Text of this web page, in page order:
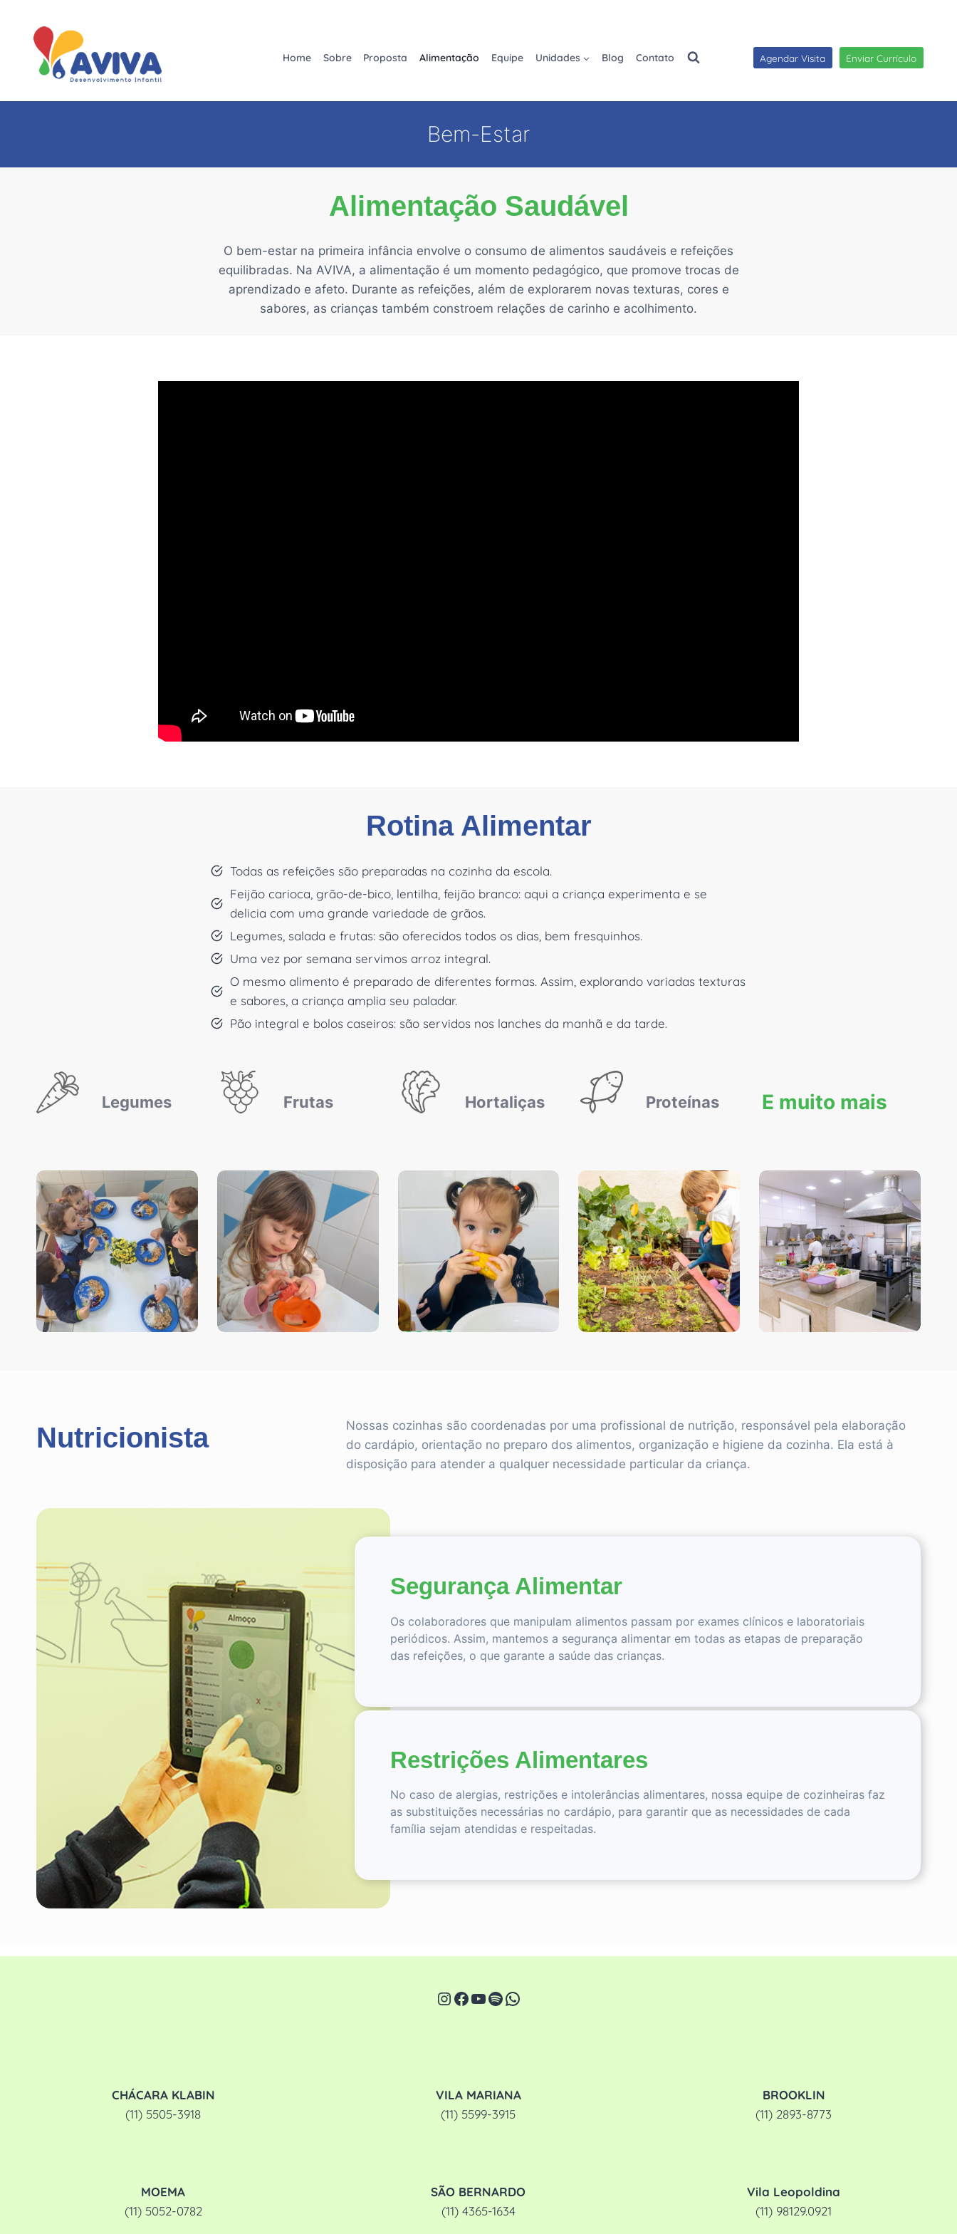
Conteúdo
Home Sobre Proposta Alimentação Equipe Unidades Blog Contato Agendar Visita Enviar Currículo
Bem-Estar
Alimentação Saudável
O bem-estar na primeira infância envolve o consumo de alimentos saudáveis e refeições
equilibradas. Na AVIVA, a alimentação é um momento pedagógico, que promove trocas de
aprendizado e afeto. Durante as refeições, além de explorarem novas texturas, cores e
sabores, as crianças também constroem relações de carinho e acolhimento.
Rotina Alimentar
Todas as refeições são preparadas na cozinha da escola.
Feijão carioca, grão-de-bico, lentilha, feijão branco: aqui a criança experimenta e se
delicia com uma grande variedade de grãos.
Legumes, salada e frutas: são oferecidos todos os dias, bem fresquinhos.
Uma vez por semana servimos arroz integral.
O mesmo alimento é preparado de diferentes formas. Assim, explorando variadas texturas
e sabores, a criança amplia seu paladar.
Pão integral e bolos caseiros: são servidos nos lanches da manhã e da tarde.
Legumes Frutas Hortaliças Proteínas E muito mais
Nutricionista
Nossas cozinhas são coordenadas por uma profissional de nutrição, responsável pela elaboração
do cardápio, orientação no preparo dos alimentos, organização e higiene da cozinha. Ela está à
disposição para atender a qualquer necessidade particular da criança.
Segurança Alimentar
Os colaboradores que manipulam alimentos passam por exames clínicos e laboratoriais
periódicos. Assim, mantemos a segurança alimentar em todas as etapas de preparação
das refeições, o que garante a saúde das crianças.
Restrições Alimentares
No caso de alergias, restrições e intolerâncias alimentares, nossa equipe de cozinheiras faz
as substituições necessárias no cardápio, para garantir que as necessidades de cada
família sejam atendidas e respeitadas.
Instagram
Facebook
Youtube
Spotify
WhatsApp
CHÁCARA KLABIN
(11) 5505-3918
VILA MARIANA
(11) 5599-3915
BROOKLIN
(11) 2893-8773
MOEMA
(11) 5052-0782
SÃO BERNARDO
(11) 4365-1634
Vila Leopoldina
(11) 98129.0921